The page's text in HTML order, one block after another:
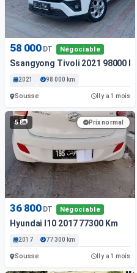
58 000 DT Négociable
Ssangyong Tivoli 2021 98000 Km
2021 98 000 km
Sousse Il y a 1 mois
5 Prix normal
36 800 DT Négociable
Hyundai I10 2017 77300 Km
2017 77 300 km
Sousse Il y a 1 mois